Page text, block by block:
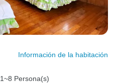
Información de la habitación
1~8 Persona(s)